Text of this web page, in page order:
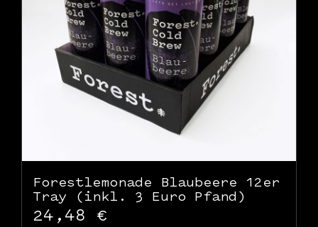
Forestlemonade Blaubeere 12er
Tray (inkl. 3 Euro Pfand)
24,48 €